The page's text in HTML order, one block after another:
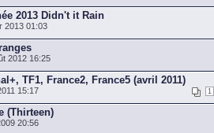
2013 Didn't it Rain
2013 01:03
2012 16:25
TF1, France2, France5 (avril 2011)
1
15:17
(Thirteen)
20:56